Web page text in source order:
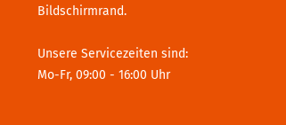
Bildschirmrand.
Unsere Servicezeiten sind:
Mo-Fr, 09:00 - 16:00 Uhr